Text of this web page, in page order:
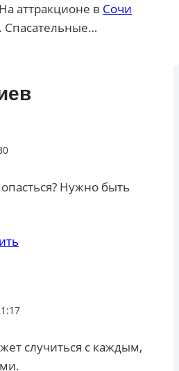
аттракционе в Сочи
Спасательные…
Нужно быть
случиться с каждым,